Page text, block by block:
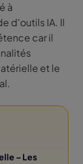
à
d'outils IA. Il
car il
et le
– Les